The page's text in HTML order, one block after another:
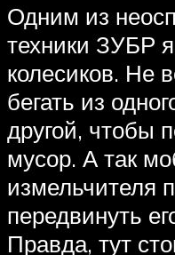
Одним из
техники ЗУБР
колесиков. Не
бегать из
другой, чтобы
мусор. А так
измельчителя
передвинуть
Правда, тут